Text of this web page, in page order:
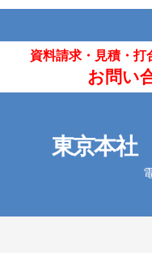
資料請求・見積・
お問い
東京本社